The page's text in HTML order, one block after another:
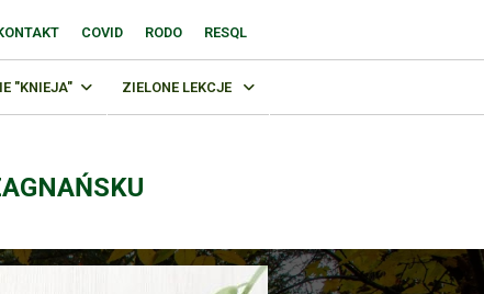
COVID RODO RESQL
"KNIEJA" ZIELONE LEKCJE